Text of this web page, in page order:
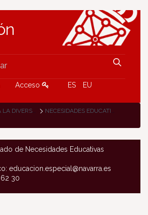
Acceso ES EU
DIVERSIDAD
NECESIDADES EDUCATIVAS ESPECIALES
de Necesidades Educativas
educacion.especial@navarra.es
30